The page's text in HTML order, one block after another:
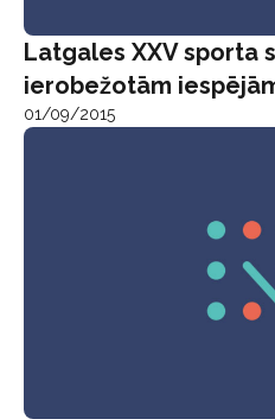
Latgales XXV sporta
ierobežotām
01/09/2015